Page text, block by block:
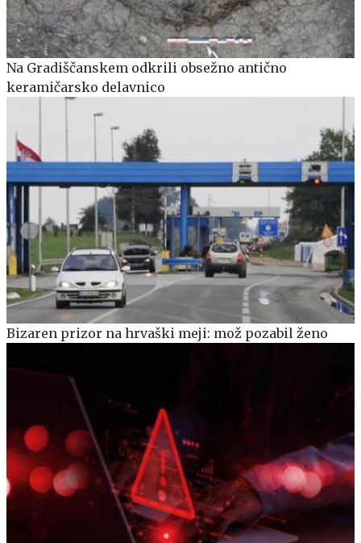
Na Gradiščanskem odkrili obsežno antično
keramičarsko delavnico
Bizaren prizor na hrvaški meji: mož pozabil ženo